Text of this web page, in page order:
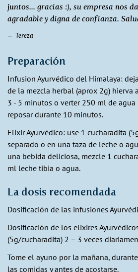
juntos... gracias :), su empresa nos
agradable y digna de confianza.
Tereza
Preparación
Infusion Ayurvédico del Himalaya:
de la mezcla herbal (aprox 2g) hierva
3 - 5 minutos o verter 250 ml de agua
reposar durante 10 minutos.
Elixir Ayurvédico: use 1 cucharadita
separado o en una taza de leche o
una bebida deliciosa, mezcle 1
ml leche tibia o agua.
La dosis recomendada
Dosificación de las infusiones
Dosificación de los elixires
(5g/cucharadita) 2 – 3 veces
Tome el ayuno por la mañana,
las comidas y antes de acostarse.